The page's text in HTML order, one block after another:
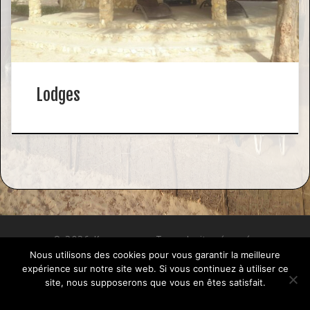
Lodges
© 2026Keurocean– Tous droits réservés
Propulsé parWP– Réalisé avec theThème Customizr
Nous utilisons des cookies pour vous garantir la meilleure
expérience sur notre site web. Si vous continuez à utiliser ce
site, nous supposerons que vous en êtes satisfait.